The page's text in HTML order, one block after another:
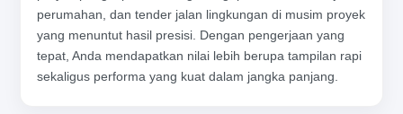
perumahan, dan tender jalan lingkungan di musim proyek
yang menuntut hasil presisi. Dengan pengerjaan yang
tepat, Anda mendapatkan nilai lebih berupa tampilan rapi
sekaligus performa yang kuat dalam jangka panjang.